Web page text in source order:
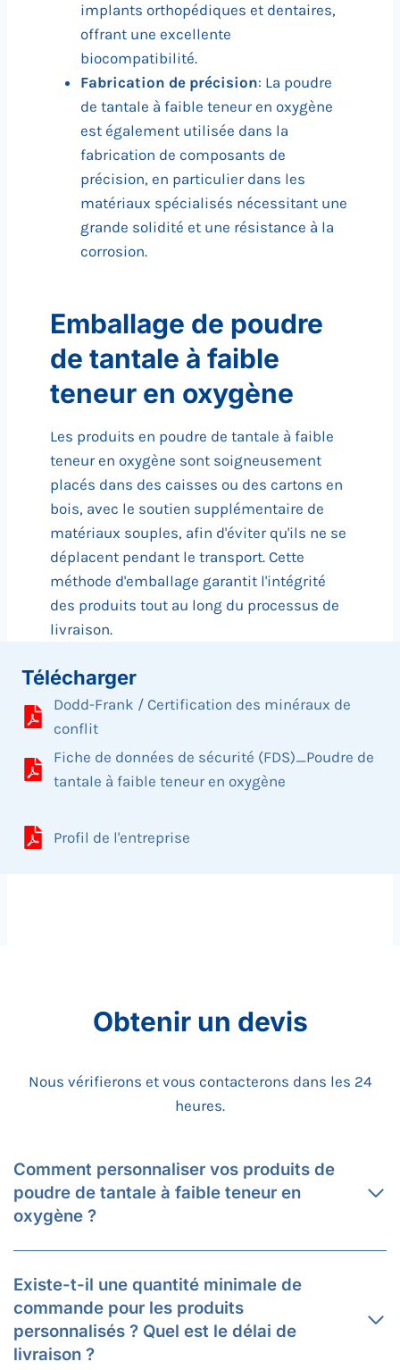
implants orthopédiques et dentaires,
offrant une excellente
biocompatibilité.
Fabrication de précision: La poudre
de tantale à faible teneur en oxygène
est également utilisée dans la
fabrication de composants de
précision, en particulier dans les
matériaux spécialisés nécessitant une
grande solidité et une résistance à la
corrosion.
Emballage de poudre
de tantale à faible
teneur en oxygène
Les produits en poudre de tantale à faible
teneur en oxygène sont soigneusement
placés dans des caisses ou des cartons en
bois, avec le soutien supplémentaire de
matériaux souples, afin d'éviter qu'ils ne se
déplacent pendant le transport. Cette
méthode d'emballage garantit l'intégrité
des produits tout au long du processus de
livraison.
Télécharger
Dodd-Frank / Certification des minéraux de
conflit
Fiche de données de sécurité (FDS)_Poudre de
tantale à faible teneur en oxygène
Profil de l'entreprise
Obtenir un devis
Nous vérifierons et vous contacterons dans les 24
heures.
Comment personnaliser vos produits de
poudre de tantale à faible teneur en
oxygène ?
Existe-t-il une quantité minimale de
commande pour les produits
personnalisés ? Quel est le délai de
livraison ?